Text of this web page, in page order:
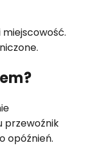
przewoźnik
opóźnień.